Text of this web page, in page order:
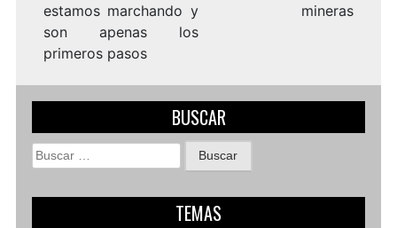
estamos marchando y
son apenas los
primeros pasos
mineras
BUSCAR
Buscar:
TEMAS